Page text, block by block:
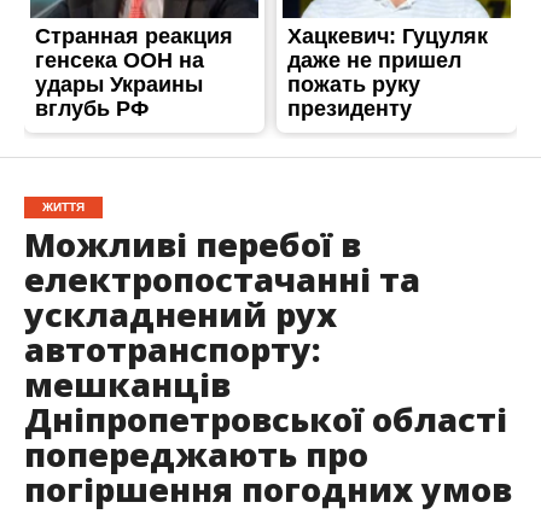
ЖИТТЯ
Можливі перебої в
електропостачанні та
ускладнений рух
автотранспорту:
мешканців
Дніпропетровської області
попереджають про
погіршення погодних умов